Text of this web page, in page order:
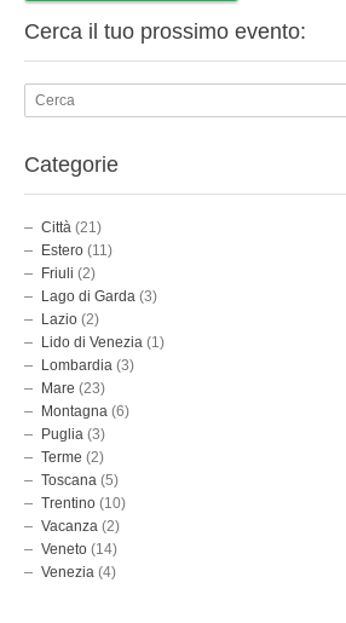
Cerca il tuo prossimo evento:
Categorie
Città (21)
Estero (11)
Friuli (2)
Lago di Garda (3)
Lazio (2)
Lido di Venezia (1)
Lombardia (3)
Mare (23)
Montagna (6)
Puglia (3)
Terme (2)
Toscana (5)
Trentino (10)
Vacanza (2)
Veneto (14)
Venezia (4)